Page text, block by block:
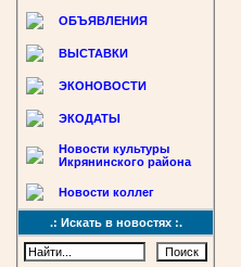
ОБЪЯВЛЕНИЯ
ВЫСТАВКИ
ЭКОНОВОСТИ
ЭКОДАТЫ
Новости культуры
Икрянинского района
Новости коллег
.: Искать в новостях :.